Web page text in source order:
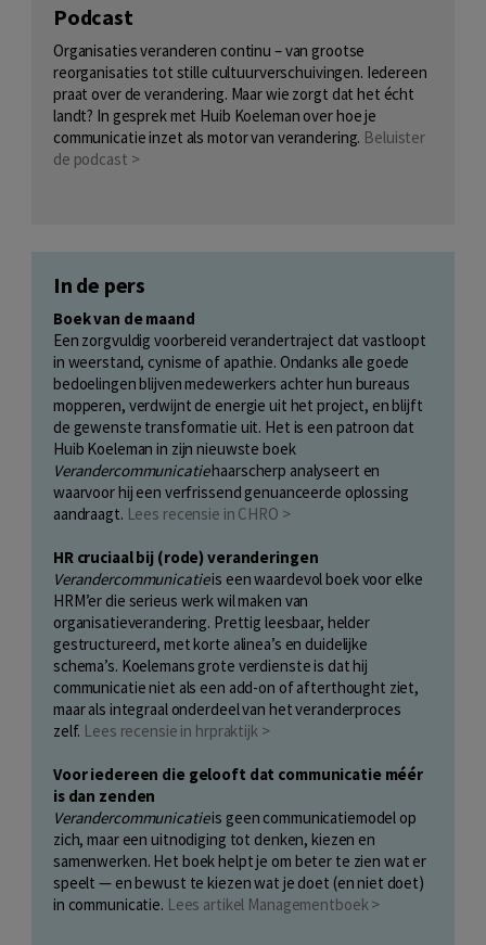
Podcast
Organisaties veranderen continu – van grootse
reorganisaties tot stille cultuurverschuivingen. Iedereen
praat over de verandering. Maar wie zorgt dat het écht
landt? In gesprek met Huib Koeleman over hoe je
communicatie inzet als motor van verandering. Beluister
de podcast >
In de pers
Boek van de maand
Een zorgvuldig voorbereid verandertraject dat vastloopt
in weerstand, cynisme of apathie. Ondanks alle goede
bedoelingen blijven medewerkers achter hun bureaus
mopperen, verdwijnt de energie uit het project, en blijft
de gewenste transformatie uit. Het is een patroon dat
Huib Koeleman in zijn nieuwste boek
Verandercommunicatiehaarscherp analyseert en
waarvoor hij een verfrissend genuanceerde oplossing
aandraagt. Lees recensie in CHRO >
HR cruciaal bij (rode) veranderingen
Verandercommunicatieis een waardevol boek voor elke
HRM’er die serieus werk wil maken van
organisatieverandering. Prettig leesbaar, helder
gestructureerd, met korte alinea’s en duidelijke
schema’s. Koelemans grote verdienste is dat hij
communicatie niet als een add-on of afterthought ziet,
maar als integraal onderdeel van het veranderproces
zelf. Lees recensie in hrpraktijk >
Voor iedereen die gelooft dat communicatie méér
is dan zenden
Verandercommunicatieis geen communicatiemodel op
zich, maar een uitnodiging tot denken, kiezen en
samenwerken. Het boek helpt je om beter te zien wat er
speelt — en bewust te kiezen wat je doet (en niet doet)
in communicatie. Lees artikel Managementboek >